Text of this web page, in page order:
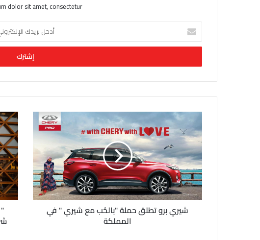
dolor sit amet, consectetur.
خ
ب
د
ك
ل
إ
ل
ك
ت
ر
و
ن
شيري برو تطلق حملة "بالحُب مع شيري " في
المملكة